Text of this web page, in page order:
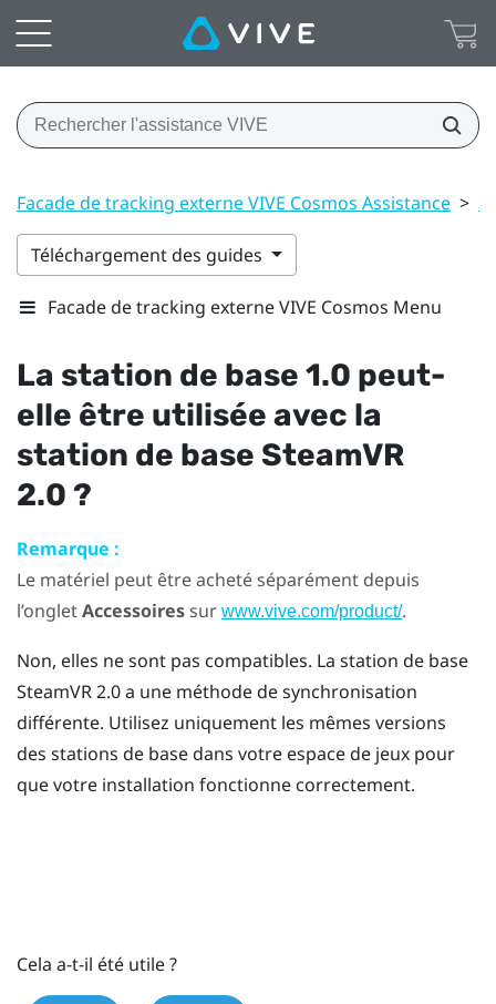
Facade de tracking externe VIVE Cosmos Assistance >
Téléchargement des guides
Facade de tracking externe VIVE Cosmos Menu
La station de base 1.0 peut-
elle être utilisée avec la
station de base SteamVR
2.0 ?
Remarque :
Le matériel peut être acheté séparément depuis
l’ongletAccessoiressur www.vive.com/product/.
Non, elles ne sont pas compatibles. La station de base
SteamVR2.0 a une méthode de synchronisation
différente. Utilisez uniquement les mêmes versions
des stations de base dans votre espace de jeux pour
que votre installation fonctionne correctement.
Cela a-t-il été utile ?